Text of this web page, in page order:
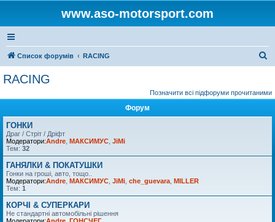
www.aso-motorsport.com
Список форумів RACING
у
RACING
Позначити всі підфоруми прочитаними
Форум
ГОНКИ
Драг / Стріт / Дріфт
Модератори:Andre МАКСИМУС JiMi
Тем: 32
ГАНЯЛКИ & ПОКАТУШКИ
Гонки на гроші, авто, тощо..
Модератори:Andre МАКСИМУС JiMi che_guevara MILLER
Тем: 1
КОРЧІ & СУПЕРКАРИ
Не стандартні автомобільні рішення